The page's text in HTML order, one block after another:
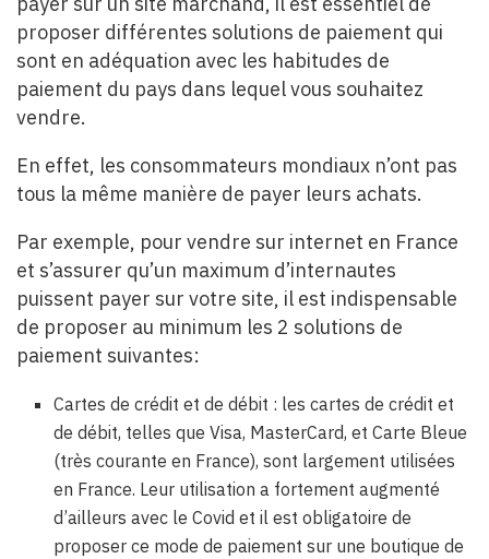
proposer différentes solutions de paiement qui
sont en adéquation avec les habitudes de
paiement du pays dans lequel vous souhaitez
vendre.
En effet, les consommateurs mondiaux n’ont pas
tous la même manière de payer leurs achats.
Par exemple, pour vendre sur internet en France
et s’assurer qu’un maximum d’internautes
puissent payer sur votre site, il est indispensable
de proposer au minimum les 2 solutions de
paiement suivantes:
Cartes de crédit et de débit : les cartes de crédit et
de débit, telles que Visa, MasterCard, et Carte Bleue
(très courante en France), sont largement utilisées
en France. Leur utilisation a fortement augmenté
d’ailleurs avec le Covid et il est obligatoire de
proposer ce mode de paiement sur une boutique de